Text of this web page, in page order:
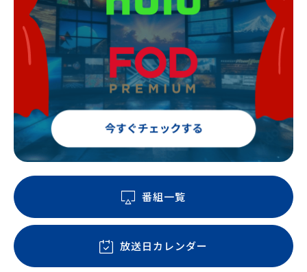
番組一覧
放送日カレンダー